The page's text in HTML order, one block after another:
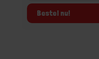
Bestel nu!